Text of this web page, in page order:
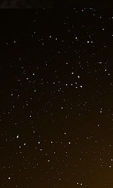
«
documents en
À la fin des
devenu si
« éliminer le
tout
électroniques
stockage.
même titre
des dizaines